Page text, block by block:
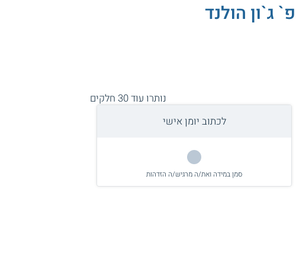
ג`ון הולנד
נותרו עוד30חלקים
לכתוב יומן אישי
סמן במידה ואת/ה מרגיש/ה הזדהות